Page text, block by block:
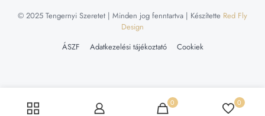
© 2025 Tengernyi Szeretet | Minden jog fenntartva | Készítette Red Fly
Design
ÁSZF
Adatkezelési tájékoztató Cookiek
0 0